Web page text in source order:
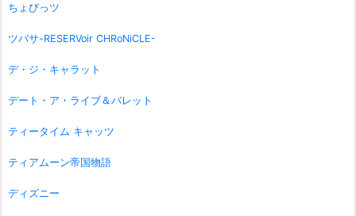
ちょびっツ
ツバサ-RESERVoir CHRoNiCLE-
デ・ジ・キャラット
デート・ア・ライブ＆バレット
ティータイム キャッツ
ティアムーン帝国物語
ディズニー